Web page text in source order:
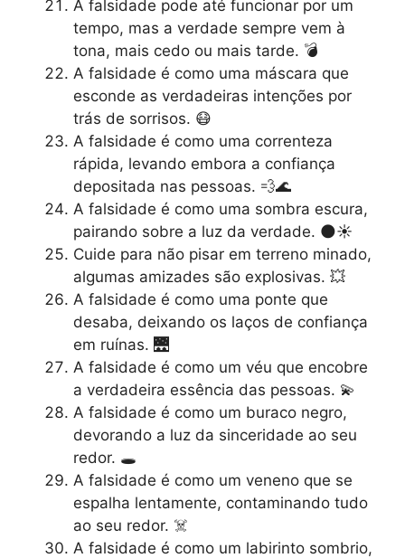
A falsidade pode até funcionar por um
tempo, mas a verdade sempre vem à
tona, mais cedo ou mais tarde. 💣
A falsidade é como uma máscara que
esconde as verdadeiras intenções por
trás de sorrisos. 😷
A falsidade é como uma correnteza
rápida, levando embora a confiança
depositada nas pessoas. 💨🌊
A falsidade é como uma sombra escura,
pairando sobre a luz da verdade. 🌑☀️
Cuide para não pisar em terreno minado,
algumas amizades são explosivas. 💥
A falsidade é como uma ponte que
desaba, deixando os laços de confiança
em ruínas. 🌉
A falsidade é como um véu que encobre
a verdadeira essência das pessoas. 💫
A falsidade é como um buraco negro,
devorando a luz da sinceridade ao seu
redor. 🕳️
A falsidade é como um veneno que se
espalha lentamente, contaminando tudo
ao seu redor. ☠️
A falsidade é como um labirinto sombrio,